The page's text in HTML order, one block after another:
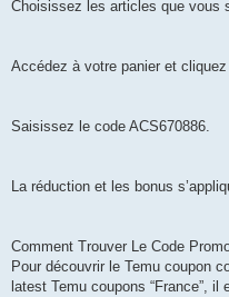
Choisissez les articles que vous
Accédez à votre panier et
Saisissez le code ACS670886.
La réduction et les bonus
Comment Trouver Le Code
Pour découvrir le Temu coupon
latest Temu coupons “France”,